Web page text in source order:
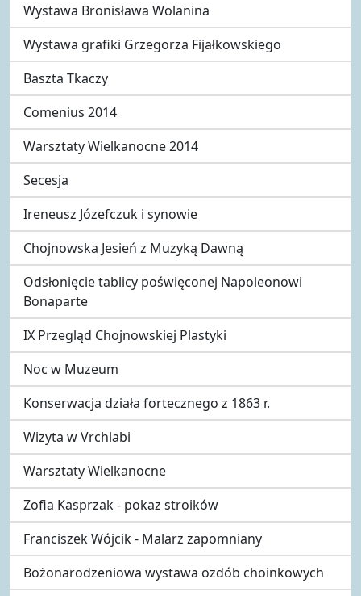
Wystawa Bronisława Wolanina
Wystawa grafiki Grzegorza Fijałkowskiego
Baszta Tkaczy
Comenius 2014
Warsztaty Wielkanocne 2014
Secesja
Ireneusz Józefczuk i synowie
Chojnowska Jesień z Muzyką Dawną
Odsłonięcie tablicy poświęconej Napoleonowi
Bonaparte
IX Przegląd Chojnowskiej Plastyki
Noc w Muzeum
Konserwacja działa fortecznego z 1863 r.
Wizyta w Vrchlabi
Warsztaty Wielkanocne
Zofia Kasprzak - pokaz stroików
Franciszek Wójcik - Malarz zapomniany
Bożonarodzeniowa wystawa ozdób choinkowych